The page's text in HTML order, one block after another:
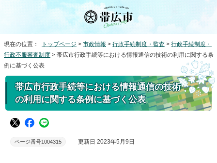
現在の位置： トップページ > 市政情報 > 行政手続制度・監査 > 行政手続制度・
行政不服審査制度 > 帯広市行政手続等における情報通信の技術の利用に関する条
例に基づく公表
帯広市行政手続等における情報通信の技術
の利用に関する条例に基づく公表
ページ番号1004315 更新日 2023年5月9日